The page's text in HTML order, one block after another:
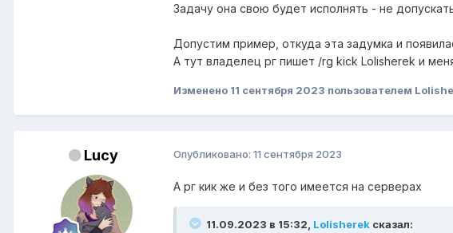
Задачу она свою будет исполнять - не
Допустим пример, откуда эта задумка и
А тут владелец рг пишет /rg kick Lolisherek и
Изменено 11 сентября 2023 пользователем
Lucy Опубликовано: 11 сентября 2023
А рг кик же и без того имеется на серверах
11.09.2023 в 15:32, Lolisherek сказал: